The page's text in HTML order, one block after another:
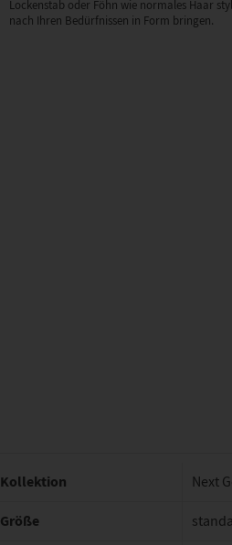
Lockenstab oder Föhn wie normales Haar
nach Ihren Bedürfnissen in Form bringen.
Kollektion Next
Größe